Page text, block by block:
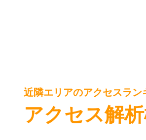
近隣エリアのアクセスラン
アクセス解